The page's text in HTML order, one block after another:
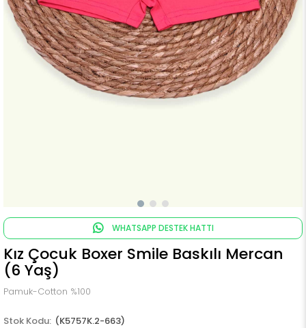
WHATSAPP DESTEK HATTI
Kız Çocuk Boxer Smile Baskılı Mercan
(6 Yaş)
Pamuk-Cotton %100
(K5757K.2-663)